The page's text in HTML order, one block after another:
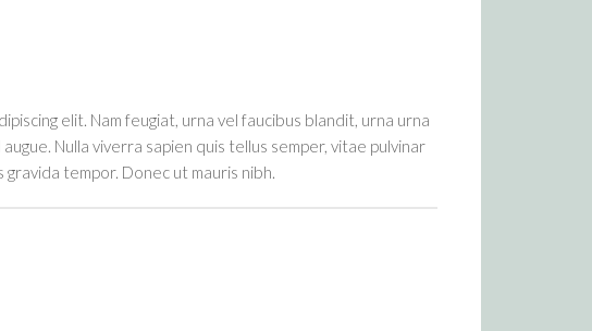
elit. Nam feugiat, urna vel faucibus blandit, urna urna
Nulla viverra sapien quis tellus semper, vitae pulvinar
tempor. Donec ut mauris nibh.